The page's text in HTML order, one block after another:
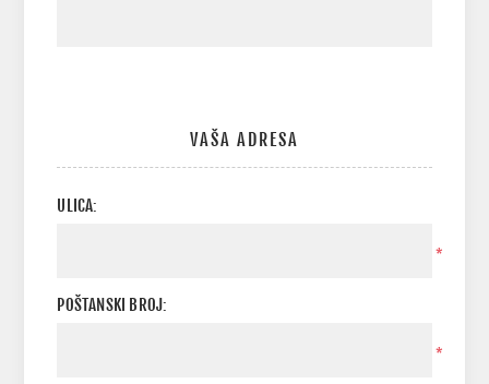
VAŠA ADRESA
ULICA:
*
POŠTANSKI BROJ:
*